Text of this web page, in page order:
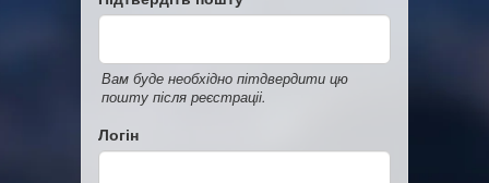
Вам буде необхідно пітдвердити цю
пошту після реєстраціі.
Логін